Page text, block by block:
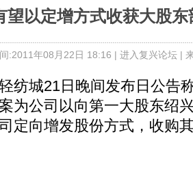
望以定增方式收获大股
:2011年08月22日 18:16 | 进入复兴论坛|
城21日晚间发布日公告
为公司以向第一大股东绍
定向增发股份方式，收购